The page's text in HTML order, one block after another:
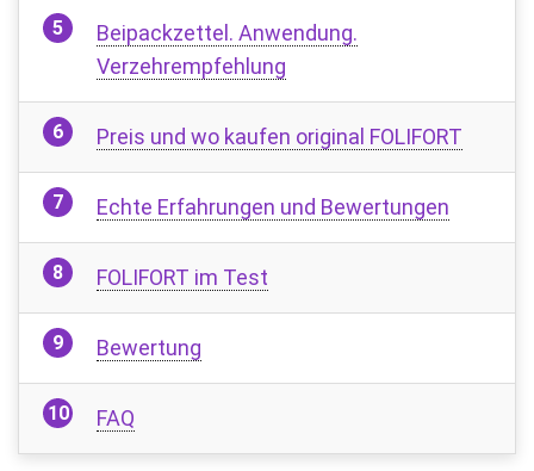
Beipackzettel. Anwendung.
Verzehrempfehlung
Preis und wo kaufen original FOLIFORT
Echte Erfahrungen und Bewertungen
FOLIFORT im Test
Bewertung
FAQ